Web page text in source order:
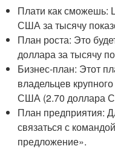
Плати как сможешь:
США за тысячу
План роста: Это
доллара за тысячу
Бизнес-план: Этот
владельцев
США (2.70 доллара
План предприятия:
связаться с
предложение».